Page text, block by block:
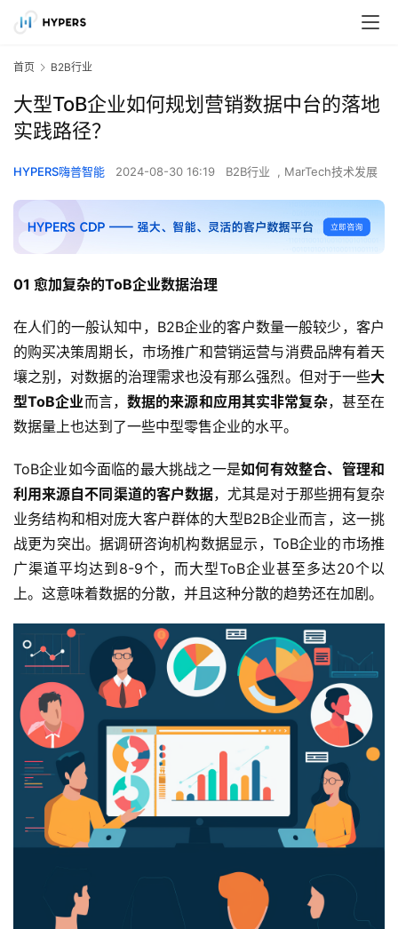
首页 B2B行业
大型ToB企业如何规划营销数据中台的落地
实践路径？
HYPERS嗨普智能 2024-08-30 16:19 B2B行业 , MarTech技术发展
01 愈加复杂的ToB企业数据治理
在人们的一般认知中，B2B企业的客户数量一般较少，客户
的购买决策周期长，市场推广和营销运营与消费品牌有着天
壤之别，对数据的治理需求也没有那么强烈。但对于一些大
型ToB企业而言， 数据的来源和应用其实非常复杂，甚至在
数据量上也达到了一些中型零售企业的水平。
ToB企业如今面临的最大挑战之一是如何有效整合、管理和
利用来源自不同渠道的客户数据，尤其是对于那些拥有复杂
业务结构和相对庞大客户群体的大型B2B企业而言，这一挑
战更为突出。据调研咨询机构数据显示，ToB企业的市场推
广渠道平均达到8-9个，而大型ToB企业甚至多达20个以
上。这意味着数据的分散，并且这种分散的趋势还在加剧。